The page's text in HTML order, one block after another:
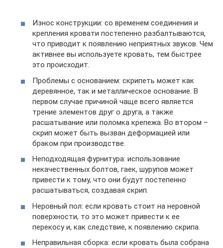
Износ конструкции: со временем соединения и
крепления кровати постепенно разбалтываются,
что приводит к появлению неприятных звуков. Чем
активнее вы используете кровать, тем быстрее
это происходит.
Проблемы с основанием: скрипеть может как
деревянное, так и металлическое основание. В
первом случае причиной чаще всего является
трение элементов друг о друга, а также
расшатывание или поломка крепежа. Во втором –
скрип может быть вызван деформацией или
браком при производстве.
Неподходящая фурнитура: использование
некачественных болтов, гаек, шурупов может
привести к тому, что они будут постепенно
расшатываться, создавая скрип.
Неровный пол: если кровать стоит на неровной
поверхности, то это может привести к ее
перекосу и, как следствие, к появлению скрипа.
Неправильная сборка: если кровать была собрана